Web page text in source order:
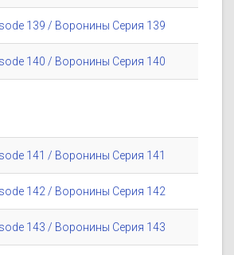
139 / Воронины Серия 139
140 / Воронины Серия 140
141 / Воронины Серия 141
142 / Воронины Серия 142
143 / Воронины Серия 143